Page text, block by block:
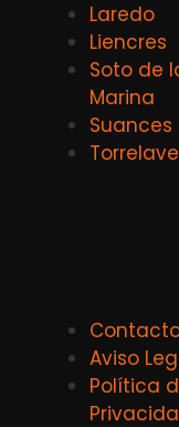
Laredo
Liencres
Soto de
Marina
Suances
Aviso
Política